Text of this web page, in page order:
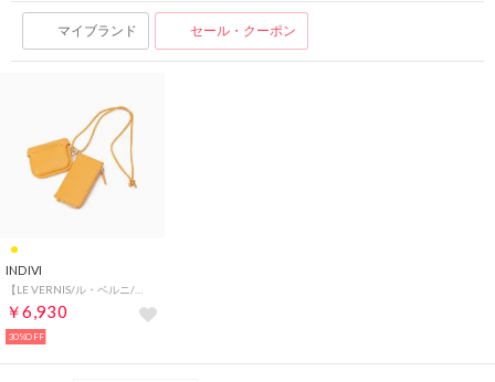
マイブランド セール・クーポン
INDIVI
￥6,930
30%OFF